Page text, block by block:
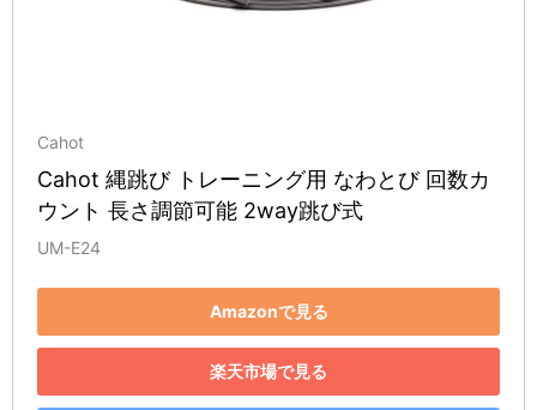
Cahot
Cahot 縄跳び トレーニング用 なわとび 回数カ
ウント 長さ調節可能 2way跳び式
UM-E24
Amazonで見る
楽天市場で見る